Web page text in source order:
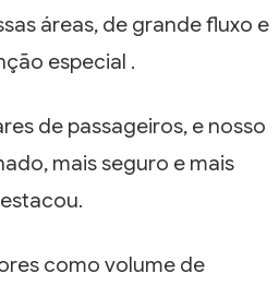
áreas, de grande fluxo e
especial .
de passageiros, e nosso
mais seguro e mais
como volume de